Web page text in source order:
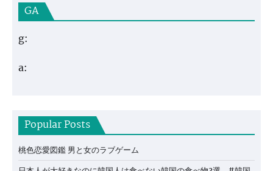
GA
g:
a:
Popular Posts
桃色恋愛図鑑 男と女のラブゲーム